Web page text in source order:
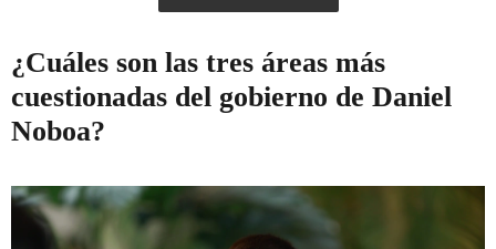
¿Cuáles son las tres áreas más
cuestionadas del gobierno de Daniel
Noboa?